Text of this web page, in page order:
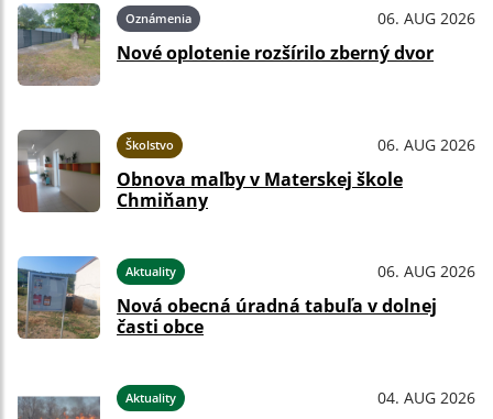
Oznámenia 06. AUG 2026
Nové oplotenie rozšírilo zberný dvor
Školstvo 06. AUG 2026
Obnova maľby v Materskej škole
Chmiňany
Aktuality 06. AUG 2026
Nová obecná úradná tabuľa v dolnej
časti obce
Aktuality 04. AUG 2026